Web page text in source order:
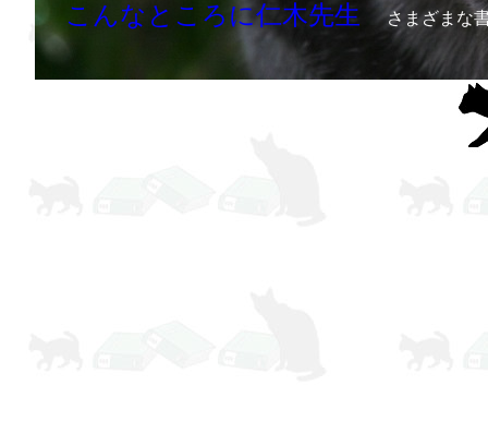
こんなところに仁木先生 さまざまな